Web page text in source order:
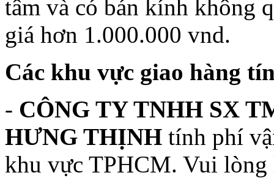
tâm và có bán kính không
giá hơn 1.000.000 vnd.
Các khu vực giao hàng
- CÔNG TY TNHH SX
HƯNG THỊNH tính phí
khu vực TPHCM. Vui lòng